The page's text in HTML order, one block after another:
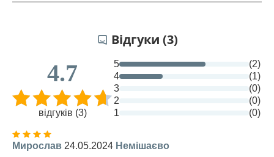
Відгуки (3)
4.7
відгуків (3)
5
(2)
4
(1)
3
(0)
2
(0)
1
(0)
Мирослав 24.05.2024 Немішаєво